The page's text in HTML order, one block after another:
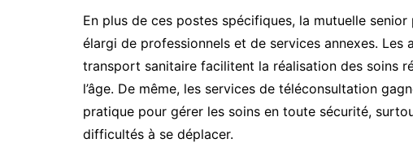
En plus de ces postes spécifiques, la mutuelle senior
élargi de professionnels et de services annexes. Les
transport sanitaire facilitent la réalisation des soins
l’âge. De même, les services de téléconsultation
pratique pour gérer les soins en toute sécurité,
difficultés à se déplacer.